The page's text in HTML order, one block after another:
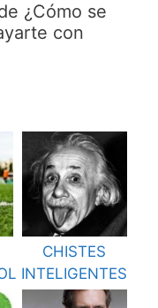
¿Cómo se
con
CHISTES
INTELIGENTES